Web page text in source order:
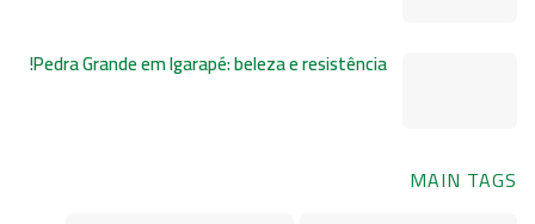
Pedra Grande em Igarapé: beleza e resistência!
MAIN TAGS